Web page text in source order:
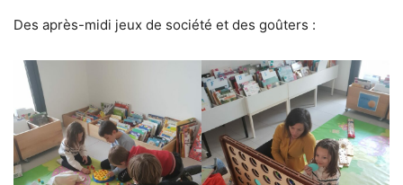
Des après-midi jeux de société et des goûters :